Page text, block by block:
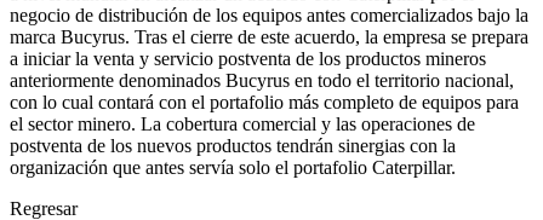
negocio de distribución de los equipos antes comercializados bajo la
marca Bucyrus. Tras el cierre de este acuerdo, la empresa se prepara
a iniciar la venta y servicio postventa de los productos mineros
anteriormente denominados Bucyrus en todo el territorio nacional,
con lo cual contará con el portafolio más completo de equipos para
el sector minero. La cobertura comercial y las operaciones de
postventa de los nuevos productos tendrán sinergias con la
organización que antes servía solo el portafolio Caterpillar.
Regresar